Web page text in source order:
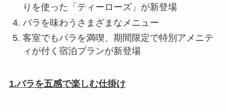
りを使った「ティーローズ」が新登場
バラを味わうさまざまなメニュー
客室でもバラを満喫、期間限定で特別アメニテ
ィが付く宿泊プランが新登場
1.バラを五感で楽しむ仕掛け